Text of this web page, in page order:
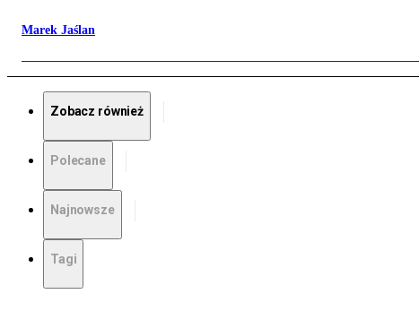
Marek Jaślan
Zobacz również
Polecane
Najnowsze
Tagi